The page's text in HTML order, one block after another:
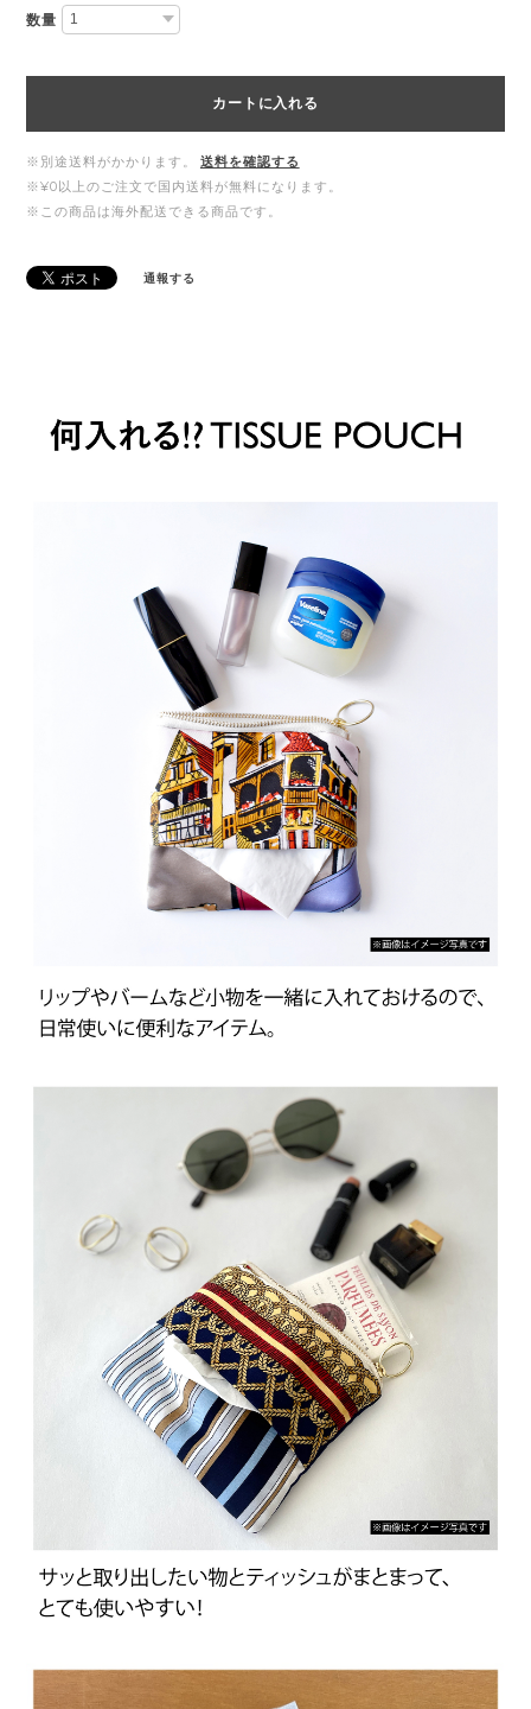
数量
カートに入れる
※別途送料がかかります。
送料を確認する
※¥0以上のご注文で国内送料が無料になります。
※この商品は海外配送できる商品です。
通報する